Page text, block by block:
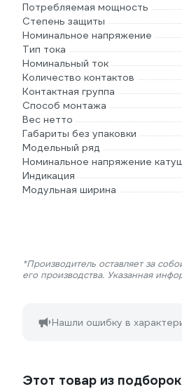
Потребляемая мощность
Степень защиты
Номинальное напряжение
Тип тока
Номинальный ток
Количество контактов
Контактная группа
Способ монтажа
Вес нетто
Габариты без упаковки
Модельный ряд
Номинальное напряжение
Индикация
Модульная ширина
*Производитель оставляет за
его производства. Указанная
Нашли ошибку в
Этот товар из подборок